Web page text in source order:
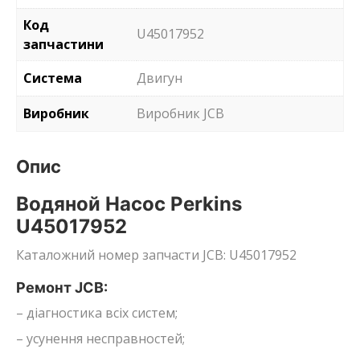
Код
запчастини
U45017952
Система
Двигун
Виробник
Виробник JCB
Опис
Водяной Насос Perkins
U45017952
Каталожний номер запчасти JCB: U45017952
Ремонт JCB:
– діагностика всіх систем;
– усунення несправностей;